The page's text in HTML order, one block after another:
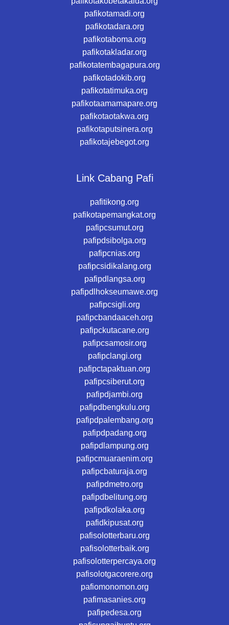
pafikotamadi.org
pafikotadara.org
pafikotaboma.org
pafikotakladar.org
pafikotatembagapura.org
pafikotadokib.org
pafikotatimuka.org
pafikotaamamapare.org
pafikotaotakwa.org
pafikotaputsinera.org
pafikotajebegot.org
Link Cabang Pafi
pafitikong.org
pafikotapemangkat.org
pafipcsumut.org
pafipdsibolga.org
pafipcnias.org
pafipcsidikalang.org
pafipdlangsa.org
pafipdlhokseumawe.org
pafipcsigli.org
pafipcbandaaceh.org
pafipckutacane.org
pafipcsamosir.org
pafipclangi.org
pafipctapaktuan.org
pafipcsiberut.org
pafipdjambi.org
pafipdbengkulu.org
pafipdpalembang.org
pafipdpadang.org
pafipdlampung.org
pafipcmuaraenim.org
pafipcbaturaja.org
pafipdmetro.org
pafipdbelitung.org
pafipdkolaka.org
pafidkipusat.org
pafisolotterbaru.org
pafisolotterbaik.org
pafisolotterpercaya.org
pafisolotgacorere.org
pafiomonomon.org
pafimasanies.org
pafipedesa.org